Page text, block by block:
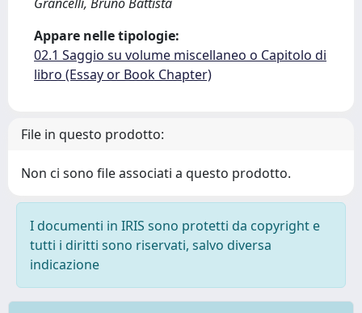
Appare nelle tipologie:
02.1 Saggio su volume miscellaneo o Capitolo di
libro (Essay or Book Chapter)
File in questo prodotto:
Non ci sono file associati a questo prodotto.
I documenti in IRIS sono protetti da copyright e
tutti i diritti sono riservati, salvo diversa
indicazione